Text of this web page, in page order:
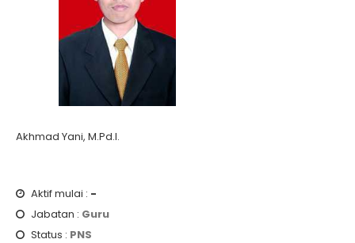
Akhmad Yani, M.Pd.I.
Aktif mulai : -
Jabatan : Guru
Status : PNS